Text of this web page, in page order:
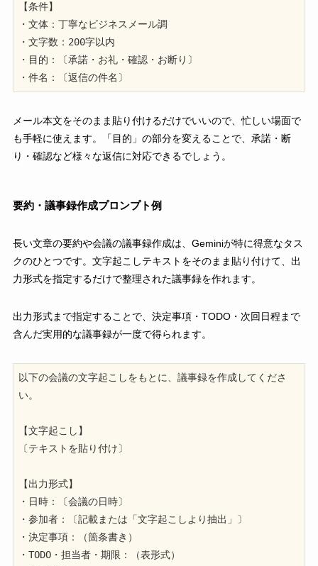
【条件】
・文体：丁寧なビジネスメール調
・文字数：200字以内
・目的：〔承諾・お礼・確認・お断り〕
・件名：〔返信の件名〕
メール本文をそのまま貼り付けるだけでいいので、忙しい場面で
も手軽に使えます。「目的」の部分を変えることで、承諾・断
り・確認など様々な返信に対応できるでしょう。
要約・議事録作成プロンプト例
長い文章の要約や会議の議事録作成は、Geminiが特に得意なタス
クのひとつです。文字起こしテキストをそのまま貼り付けて、出
力形式を指定するだけで整理された議事録を作れます。
出力形式まで指定することで、決定事項・TODO・次回日程まで
含んだ実用的な議事録が一度で得られます。
以下の会議の文字起こしをもとに、議事録を作成してくださ
い。
【文字起こし】
〔テキストを貼り付け〕
【出力形式】
・日時：〔会議の日時〕
・参加者：〔記載または「文字起こしより抽出」〕
・決定事項：（箇条書き）
・TODO・担当者・期限：（表形式）